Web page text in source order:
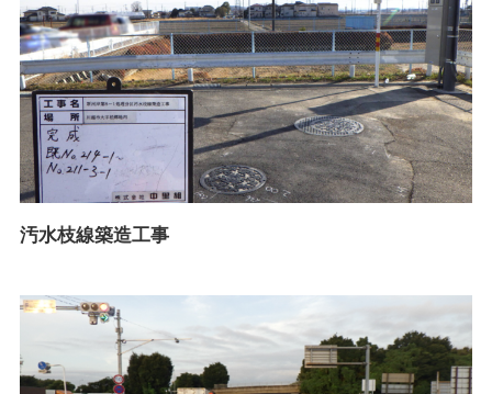
汚水枝線築造工事